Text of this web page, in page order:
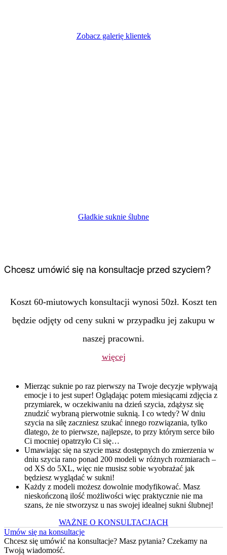
Zobacz galerię klientek
Gładkie suknie ślubne
Chcesz umówić się na konsultacje przed szyciem?
Koszt 60-miutowych konsultacji wynosi 50zł. Koszt ten
będzie odjęty od ceny sukni w przypadku jej zakupu w
naszej pracowni.
więcej
Mierząc suknie po raz pierwszy na Twoje decyzje wpływają
emocje i to jest super! Oglądając potem miesiącami zdjęcia z
przymiarek, w oczekiwaniu na dzień szycia, zdążysz się
znudzić wybraną pierwotnie suknią. I co wtedy? W dniu
szycia na siłę zaczniesz szukać innego rozwiązania, tylko
dlatego, że to pierwsze, najlepsze, to przy którym serce biło
Ci mocniej opatrzyło Ci się…
Umawiając się na szycie masz dostępnych do zmierzenia w
dniu szycia rano ponad 200 modeli w różnych rozmiarach –
od XS do 5XL, więc nie musisz sobie wyobrażać jak
będziesz wyglądać w sukni!
Każdy z modeli możesz dowolnie modyfikować. Masz
nieskończoną ilość możliwości więc praktycznie nie ma
szans, że nie stworzysz u nas swojej idealnej sukni ślubnej!
WAŻNE O KONSULTACJACH
Umów się na konsultacje
Chcesz się umówić na konsultacje? Masz pytania? Czekamy na
Twoją wiadomość.